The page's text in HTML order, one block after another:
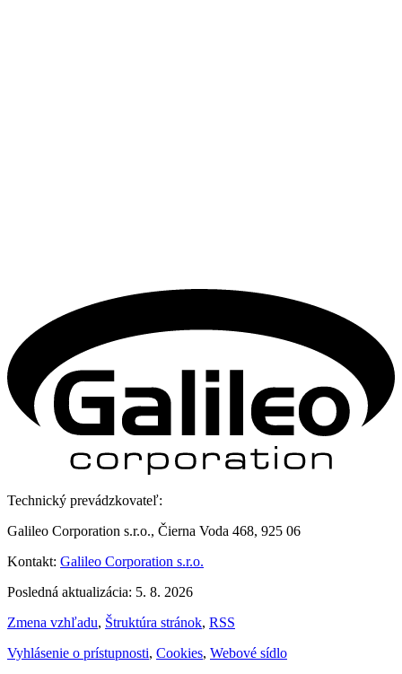
Technický prevádzkovateľ:
Galileo Corporation s.r.o., Čierna Voda 468, 925 06
Kontakt: Galileo Corporation s.r.o.
Posledná aktualizácia: 5. 8. 2026
Zmena vzhľadu, Štruktúra stránok, RSS
Vyhlásenie o prístupnosti, Cookies, Webové sídlo